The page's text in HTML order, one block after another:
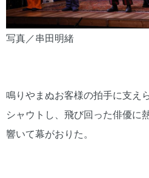
写真／串田明緒
鳴りやまぬお客様の拍手に支え
シャウトし、飛び回った俳優に
響いて幕がおりた。